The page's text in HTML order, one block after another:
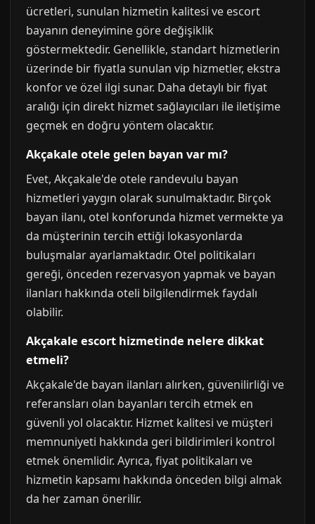
ücretleri, sunulan hizmetin kalitesi ve escort
bayanın deneyimine göre değişiklik
göstermektedir. Genellikle, standart hizmetlerin
üzerinde bir fiyatla sunulan vip hizmetler, ekstra
konfor ve özel ilgi sunar. Daha detaylı bir fiyat
aralığı için direkt hizmet sağlayıcıları ile iletişime
geçmek en doğru yöntem olacaktır.
Akçakale otele gelen bayan var mı?
Evet, Akçakale'de otele randevulu bayan
hizmetleri yaygın olarak sunulmaktadır. Birçok
bayan ilanı, otel konforunda hizmet vermekte ya
da müşterinin tercih ettiği lokasyonlarda
buluşmalar ayarlamaktadır. Otel politikaları
gereği, önceden rezervasyon yapmak ve bayan
ilanları hakkında oteli bilgilendirmek faydalı
olabilir.
Akçakale escort hizmetinde nelere dikkat
etmeli?
Akçakale'de bayan ilanları alırken, güvenilirliği ve
referansları olan bayanları tercih etmek en
güvenli yol olacaktır. Hizmet kalitesi ve müşteri
memnuniyeti hakkında geri bildirimleri kontrol
etmek önemlidir. Ayrıca, fiyat politikaları ve
hizmetin kapsamı hakkında önceden bilgi almak
da her zaman önerilir.